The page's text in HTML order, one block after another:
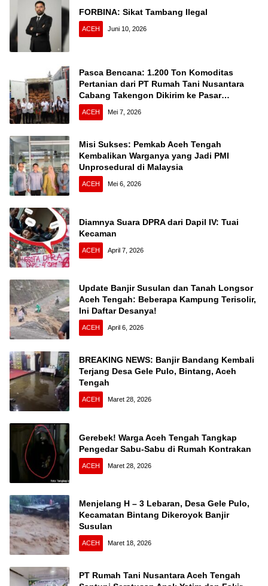
FORBINA: Sikat Tambang Ilegal
ACEH Juni 10, 2026
Pasca Bencana: 1.200 Ton Komoditas
Pertanian dari PT Rumah Tani Nusantara
Cabang Takengon Dikirim ke Pasar
Nasional
ACEH Mei 7, 2026
Misi Sukses: Pemkab Aceh Tengah
Kembalikan Warganya yang Jadi PMI
Unprosedural di Malaysia
ACEH Mei 6, 2026
Diamnya Suara DPRA dari Dapil IV: Tuai
Kecaman
ACEH April 7, 2026
Update Banjir Susulan dan Tanah Longsor
Aceh Tengah: Beberapa Kampung Terisolir,
Ini Daftar Desanya!
ACEH April 6, 2026
BREAKING NEWS: Banjir Bandang Kembali
Terjang Desa Gele Pulo, Bintang, Aceh
Tengah
ACEH Maret 28, 2026
Gerebek! Warga Aceh Tengah Tangkap
Pengedar Sabu-Sabu di Rumah Kontrakan
ACEH Maret 28, 2026
Menjelang H – 3 Lebaran, Desa Gele Pulo,
Kecamatan Bintang Dikeroyok Banjir
Susulan
ACEH Maret 18, 2026
PT Rumah Tani Nusantara Aceh Tengah